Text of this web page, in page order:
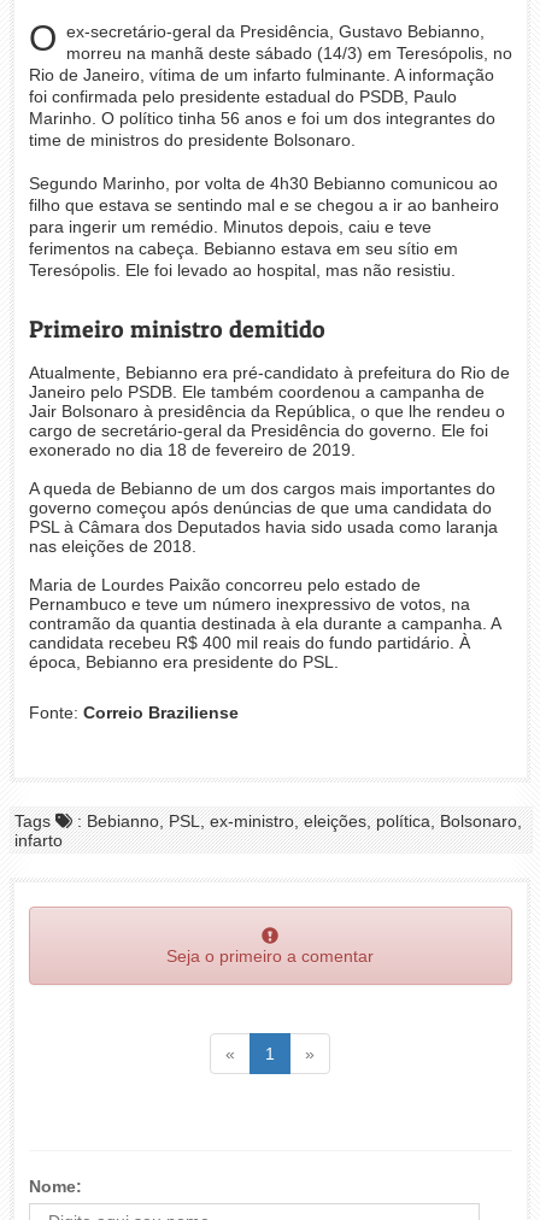
O ex-secretário-geral da Presidência, Gustavo Bebianno,
morreu na manhã deste sábado (14/3) em Teresópolis, no
Rio de Janeiro, vítima de um infarto fulminante. A informação
foi confirmada pelo presidente estadual do PSDB, Paulo
Marinho. O político tinha 56 anos e foi um dos integrantes do
time de ministros do presidente Bolsonaro.
Segundo Marinho, por volta de 4h30 Bebianno comunicou ao
filho que estava se sentindo mal e se chegou a ir ao banheiro
para ingerir um remédio. Minutos depois, caiu e teve
ferimentos na cabeça. Bebianno estava em seu sítio em
Teresópolis. Ele foi levado ao hospital, mas não resistiu.
Primeiro ministro demitido
Atualmente, Bebianno era pré-candidato à prefeitura do Rio de
Janeiro pelo PSDB. Ele também coordenou a campanha de
Jair Bolsonaro à presidência da República, o que lhe rendeu o
cargo de secretário-geral da Presidência do governo. Ele foi
exonerado no dia 18 de fevereiro de 2019.
A queda de Bebianno de um dos cargos mais importantes do
governo começou após denúncias de que uma candidata do
PSL à Câmara dos Deputados havia sido usada como laranja
nas eleições de 2018.
Maria de Lourdes Paixão concorreu pelo estado de
Pernambuco e teve um número inexpressivo de votos, na
contramão da quantia destinada à ela durante a campanha. A
candidata recebeu R$ 400 mil reais do fundo partidário. À
época, Bebianno era presidente do PSL.
Fonte: Correio Braziliense
Tags
: Bebianno, PSL, ex-ministro, eleições, política, Bolsonaro,
infarto
Seja o primeiro a comentar
« Voltar1 (atual)
»
Nome: